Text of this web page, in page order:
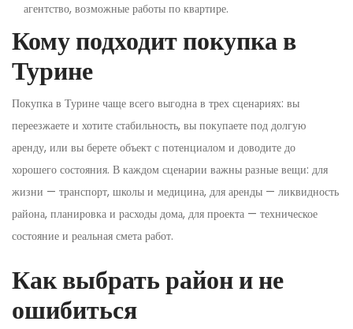
агентство, возможные работы по квартире.
Кому подходит покупка в
Турине
Покупка в Турине чаще всего выгодна в трех сценариях: вы
переезжаете и хотите стабильность, вы покупаете под долгую
аренду, или вы берете объект с потенциалом и доводите до
хорошего состояния. В каждом сценарии важны разные вещи: для
жизни — транспорт, школы и медицина, для аренды — ликвидность
района, планировка и расходы дома, для проекта — техническое
состояние и реальная смета работ.
Как выбрать район и не
ошибиться